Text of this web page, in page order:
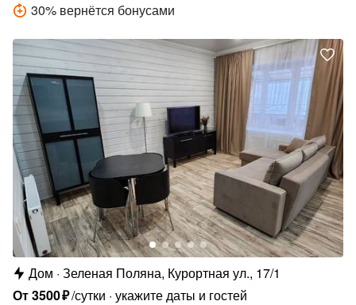
30% вернётся бонусами
Дом Зеленая Поляна, Курортная ул., 17/1
От3500₽/сутки укажите даты и гостей